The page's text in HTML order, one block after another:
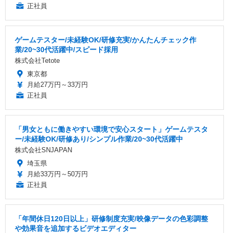
正社員
ゲームテスター/未経験OK/研修充実/かんたんチェック作
業/20~30代活躍中/スピード採用
株式会社Tetote
東京都
月給27万円～33万円
正社員
「男女ともに働きやすい環境で安心スタート」ゲームテスタ
ー/未経験OK/研修あり/シンプル作業/20~30代活躍中
株式会社SNJAPAN
埼玉県
月給33万円～50万円
正社員
「年間休日120日以上」研修制度充実/映像データの色彩調整
や効果音を追加するビデオエディター